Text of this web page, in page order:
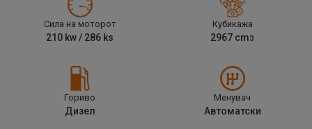
Сила на моторот
210 kw / 286 ks
Кубикажа
2967 cm3
Гориво
Дизел
Менувач
Автоматски